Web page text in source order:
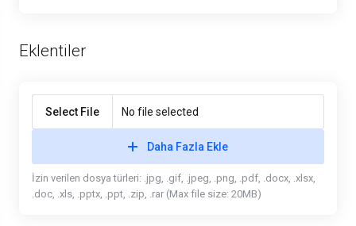
Eklentiler
Select File No file selected
Daha Fazla Ekle
İzin verilen dosya türleri: .jpg, .gif, .jpeg, .png, .pdf, .docx, .xlsx,
.doc, .xls, .pptx, .ppt, .zip, .rar (Max file size: 20MB)